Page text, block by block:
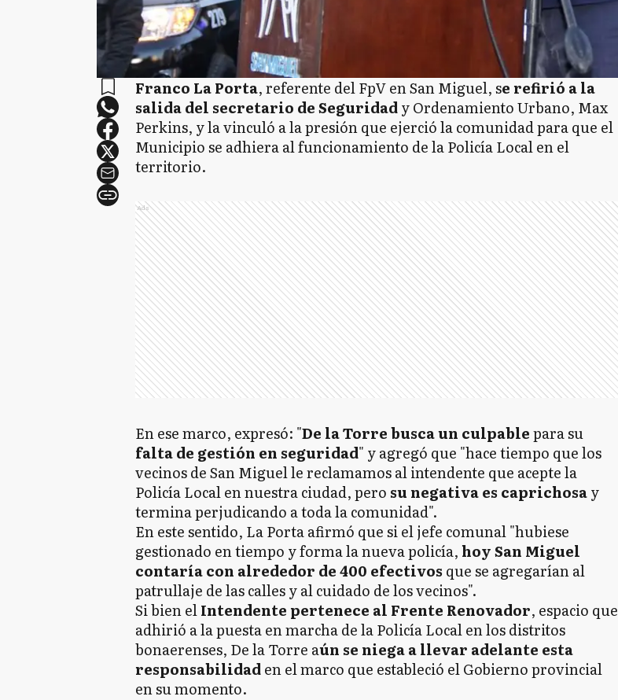
Franco La Porta, referente del FpV en San Miguel, se refirió a la
salida del secretario de Seguridady Ordenamiento Urbano, Max
Perkins, y la vinculó a la presión que ejerció la comunidad para que el
Municipio se adhiera al funcionamiento de la Policía Local en el
territorio.
Ads
En ese marco, expresó: "De la Torre busca un culpablepara su
falta de gestión en seguridad" y agregó que "hace tiempo que los
vecinos de San Miguel le reclamamos al intendente que acepte la
Policía Local en nuestra ciudad, pero su negativa es caprichosay
termina perjudicando a toda la comunidad".
En este sentido, La Porta afirmó que si el jefe comunal "hubiese
gestionado en tiempo y forma la nueva policía, hoy San Miguel
contaría con alrededor de 400 efectivos que se agregarían al
patrullaje de las calles y al cuidado de los vecinos".
Si bien elIntendente pertenece al Frente Renovador, espacio que
adhirió a la puesta en marcha de la Policía Local en los distritos
bonaerenses, De la Torre aún se niega a llevar adelante esta
responsabilidaden el marco que estableció el Gobierno provincial
en su momento.